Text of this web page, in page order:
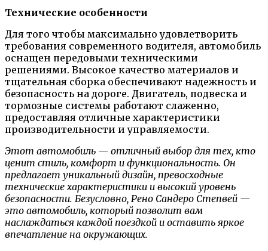
Технические особенности
Для того чтобы максимально удовлетворить
требования современного водителя, автомобиль
оснащен передовыми техническими
решениями. Высокое качество материалов и
тщательная сборка обеспечивают надежность и
безопасность на дороге. Двигатель, подвеска и
тормозные системы работают слаженно,
предоставляя отличные характеристики
производительности и управляемости.
Этот автомобиль — отличный выбор для тех, кто
ценит стиль, комфорт и функциональность. Он
предлагает уникальный дизайн, превосходные
технические характеристики и высокий уровень
безопасности. Безусловно, Рено Сандеро Степвей —
это автомобиль, который позволит вам
наслаждаться каждой поездкой и оставить яркое
впечатление на окружающих.